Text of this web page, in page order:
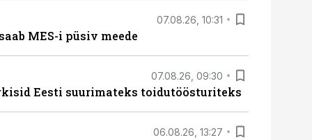
07.08.26, 10:31
MES-i püsiv meede
07.08.26, 09:30
Eesti suurimateks toidutöösturiteks
06.08.26, 13:27